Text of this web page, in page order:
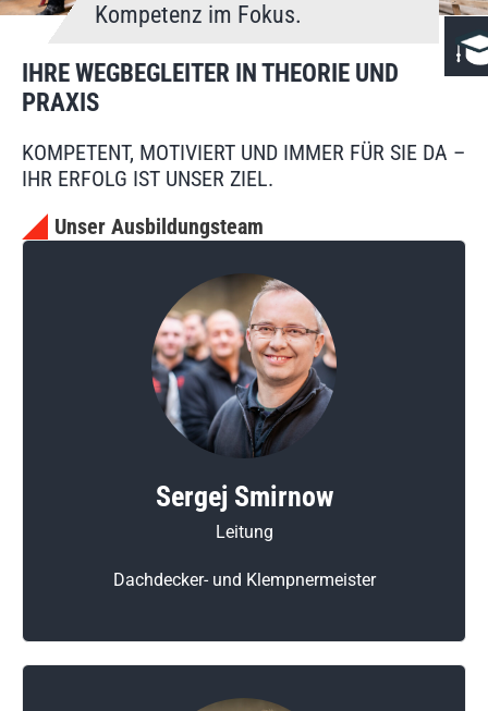
Kompetenz im Fokus.
IHRE WEGBEGLEITER IN THEORIE UND
PRAXIS
KOMPETENT, MOTIVIERT UND IMMER FÜR SIE DA –
IHR ERFOLG IST UNSER ZIEL.
Unser Ausbildungsteam
Sergej Smirnow
Leitung
Dachdecker- und Klempnermeister